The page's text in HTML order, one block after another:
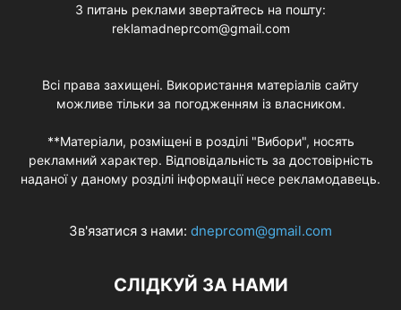
З питань реклами звертайтесь на пошту:
reklamadneprcom@gmail.com
Всі права захищені. Використання матеріалів сайту
можливе тільки за погодженням із власником.
**Матеріали, розміщені в розділі "Вибори", носять
рекламний характер. Відповідальність за достовірність
наданої у даному розділі інформації несе рекламодавець.
Зв'язатися з нами: dneprcom@gmail.com
СЛІДКУЙ ЗА НАМИ